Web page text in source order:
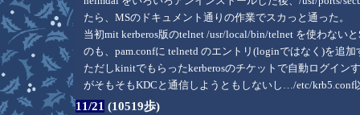
たら、MSのドキュメント通りの作業でスカっと通った。
当初mit kerberos版のtelnet /usr/local/bin/telnet を使わない
のも、pam.confに telnetd のエントリ(loginではなく)を追
ただしkinitでもらったkerberosのチケットで自動ログイン
がそもそもKDCと通信しようともしないし…/etc/krb5.conf
11/21 (10519歩)